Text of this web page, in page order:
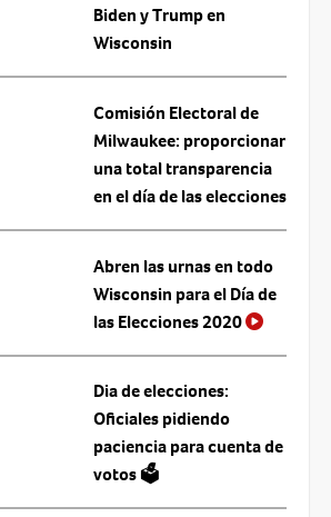
Biden y Trump en
Wisconsin
Comisión Electoral de
Milwaukee: proporcionar
una total transparencia
en el día de las elecciones
Abren las urnas en todo
Wisconsin para el Día de
las Elecciones 2020
Dia de elecciones:
Oficiales pidiendo
paciencia para cuenta de
votos 🗳️